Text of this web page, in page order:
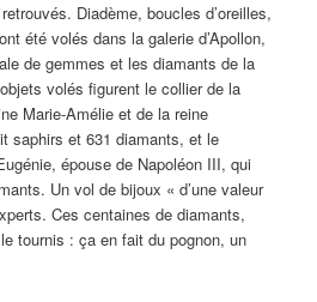
Diadème, boucles d’oreilles,
été volés dans la galerie d’Apollon,
de gemmes et les diamants de la
volés figurent le collier de la
Marie-Amélie et de la reine
saphirs et 631 diamants, et le
épouse de Napoléon III, qui
Un vol de bijoux « d’une valeur
Ces centaines de diamants,
tournis : ça en fait du pognon, un